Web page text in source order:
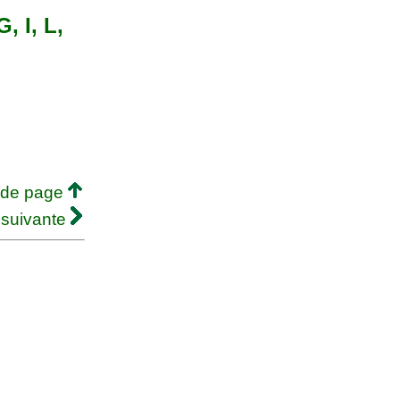
I, L,
page